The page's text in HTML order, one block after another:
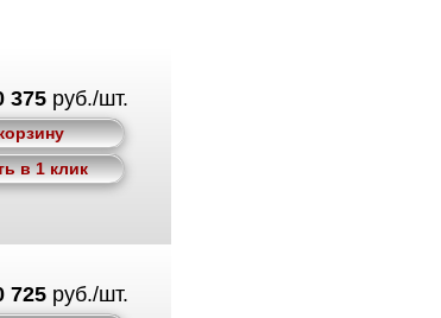
375руб./шт.
в 1 клик
725руб./шт.